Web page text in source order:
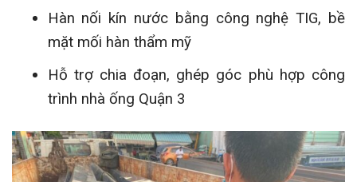
Hàn nối kín nước bằng công nghệ TIG, bề
mặt mối hàn thẩm mỹ
Hỗ trợ chia đoạn, ghép góc phù hợp công
trình nhà ống Quận 3